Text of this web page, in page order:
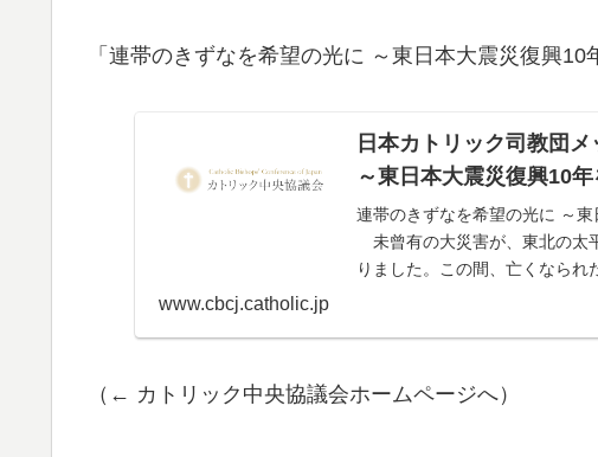
「連帯のきずなを希望の光に ～東日本大震災復興10
日本カトリック司教団
～東日本大震災復興10年
連帯のきずなを希望の光に ～
未曾有の大災害が、東北の太
りました。この間、亡くなられ
www.cbcj.catholic.jp
（← カトリック中央協議会ホームページへ）